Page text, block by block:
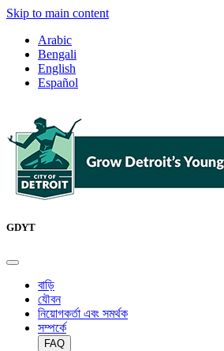
Skip to main content
Arabic
Bengali
English
Español
GDYT
বাড়ি
যৌবন
নিয়োগকর্তা এবং সমর্থক
সম্পর্কে
FAQ